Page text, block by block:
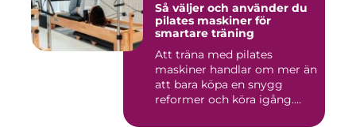
Så väljer och använder du
pilates maskiner för
smartare träning
Att träna med pilates
maskiner handlar om mer än
att bara köpa en snygg
reformer och köra igång.